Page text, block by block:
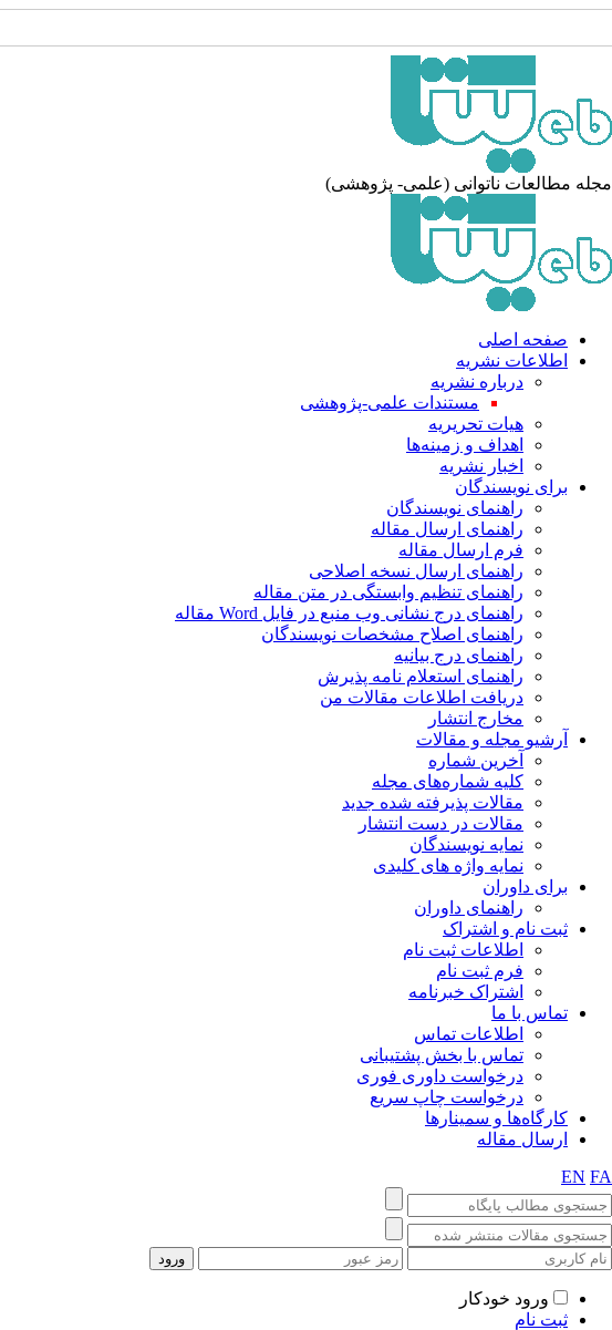
مجله مطالعات ناتوانی (علمی- پژوهشی)
صفحه اصلی
اطلاعات نشریه
درباره نشریه
مستندات علمی-پژوهشی
هیات تحریریه
اهداف و زمینه‌ها
اخبار نشریه
برای نویسندگان
راهنمای نویسندگان
راهنمای ارسال مقاله
فرم ارسال مقاله
راهنمای ارسال نسخه اصلاحی
راهنمای تنظیم وابستگی در متن مقاله
راهنمای درج نشانی وب منبع در فایل Word مقاله
راهنمای اصلاح مشخصات نویسندگان
راهنمای درج بیانیه
راهنمای استعلام نامه پذیرش
دریافت اطلاعات مقالات من
مخارج انتشار
آرشیو مجله و مقالات
آخرین شماره
کلیه شماره‌های مجله
مقالات پذیرفته شده جدید
مقالات در دست انتشار
نمایه نویسندگان
نمایه واژه های کلیدی
برای داوران
راهنمای داوران
ثبت نام و اشتراک
اطلاعات ثبت نام
فرم ثبت نام
اشتراک خبرنامه
تماس با ما
اطلاعات تماس
تماس با بخش پشتیبانی
درخواست داوری فوری
درخواست چاپ سریع
کارگاه‌ها و سمینارها
ارسال مقاله
EN FA
ورود خودکار
ثبت نام